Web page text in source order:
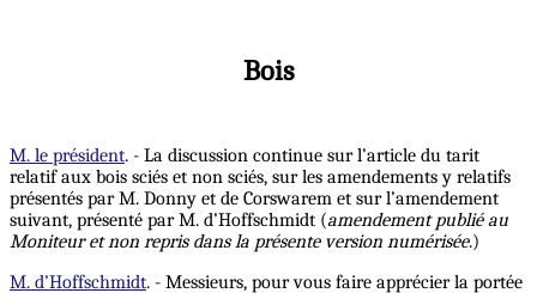
Bois
M. le président. - La discussion continue sur l’article du tarit
relatif aux bois sciés et non sciés, sur les amendements y relatifs
présentés par M. Donny et de Corswarem et sur l’amendement
suivant, présenté par M. d’Hoffschmidt (amendement publié au
Moniteur et non repris dans la présente version numérisée.)
M. d’Hoffschmidt. - Messieurs, pour vous faire apprécier la portée